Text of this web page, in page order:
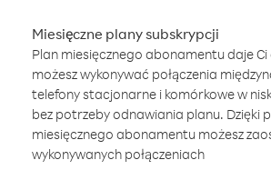
Miesięczne plany subskrypcji
Plan miesięcznego abonamentu daje
możesz wykonywać połączenia
telefony stacjonarne i komórkowe w
bez potrzeby odnawiania planu. Dzięki
miesięcznego abonamentu możesz
wykonywanych połączeniach